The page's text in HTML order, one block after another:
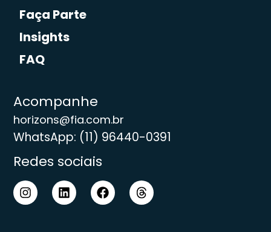
Faça Parte
Insights
FAQ
Acompanhe
horizons@fia.com.br
WhatsApp: (11) 96440-0391
Redes sociais